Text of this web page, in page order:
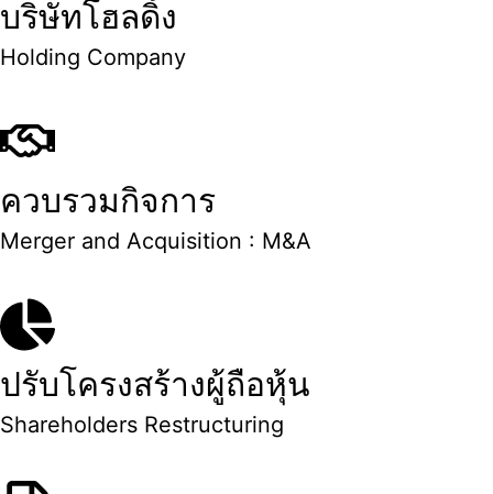
บริษัทโฮลดิ้ง
Holding Company
ควบรวมกิจการ
Merger and Acquisition : M&A
ปรับโครงสร้างผู้ถือหุ้น
Shareholders Restructuring